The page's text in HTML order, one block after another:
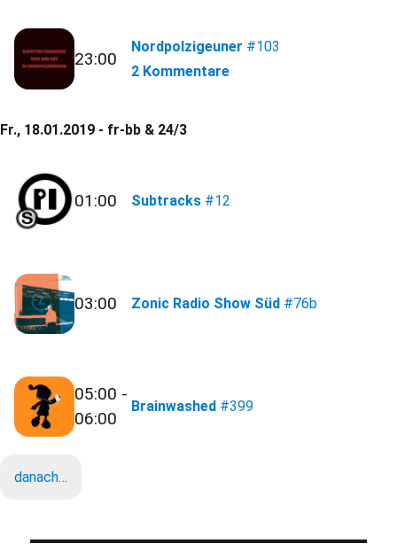
23:00
Nordpolzigeuner #103
2 Kommentare
Fr., 18.01.2019 - fr-bb & 24/3
01:00 Subtracks #12
03:00 Zonic Radio Show Süd #76b
05:00 -
06:00
Brainwashed #399
danach…